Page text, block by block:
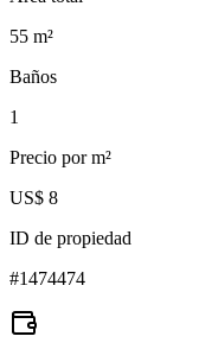
55 m²
Baños
1
Precio por m²
US$ 8
ID de propiedad
#1474474